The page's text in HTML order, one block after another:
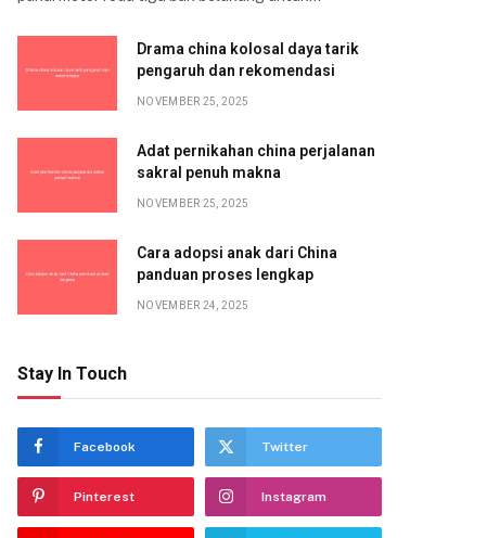
Drama china kolosal daya tarik
pengaruh dan rekomendasi
NOVEMBER 25, 2025
Adat pernikahan china perjalanan
sakral penuh makna
NOVEMBER 25, 2025
Cara adopsi anak dari China
panduan proses lengkap
NOVEMBER 24, 2025
Stay In Touch
Facebook Twitter
Pinterest Instagram